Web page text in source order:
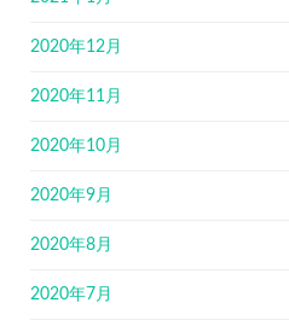
2020年12月
2020年11月
2020年10月
2020年9月
2020年8月
2020年7月